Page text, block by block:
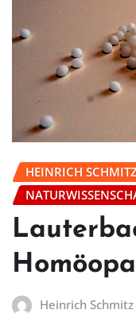
HEINRICH
Heinrich Schmitz